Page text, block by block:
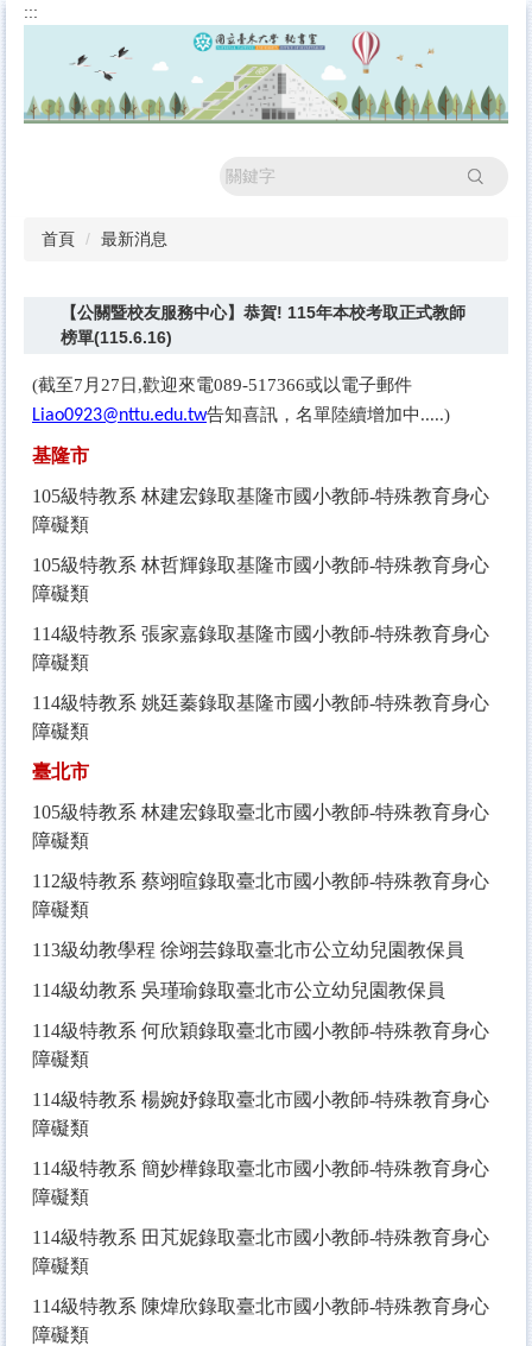
跳
內
:::
搜尋
首頁 最新消息
【公關暨校友服務中心】恭賀! 115年本校考取正式教師
榜單(115.6.16)
(截至7月27日,歡迎來電089-517366或以電子郵件
Liao0923@nttu.edu.tw告知喜訊，名單陸續增加中.....)
基隆市
105級特教系 林建宏錄取基隆市國小教師-特殊教育身心
障礙類
105級特教系 林哲輝錄取基隆市國小教師-特殊教育身心
障礙類
114級特教系 張家嘉錄取基隆市國小教師-特殊教育身心
障礙類
114級特教系 姚廷蓁錄取基隆市國小教師-特殊教育身心
障礙類
臺北市
105級特教系 林建宏錄取臺北市國小教師-特殊教育身心
障礙類
112級特教系 蔡翊暄錄取臺北市國小教師-特殊教育身心
障礙類
113級幼教學程 徐翊芸錄取臺北市公立幼兒園教保員
114級幼教系 吳瑾瑜錄取臺北市公立幼兒園教保員
114級特教系 何欣穎錄取臺北市國小教師-特殊教育身心
障礙類
114級特教系 楊婉妤錄取臺北市國小教師-特殊教育身心
障礙類
114級特教系 簡妙樺錄取臺北市國小教師-特殊教育身心
障礙類
114級特教系 田芃妮錄取臺北市國小教師-特殊教育身心
障礙類
114級特教系 陳煒欣錄取臺北市國小教師-特殊教育身心
障礙類